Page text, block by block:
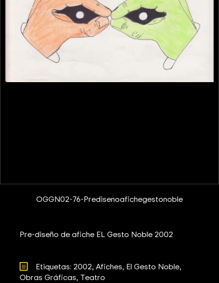
OGGN02-76-Predisenoafichegestonoble
Pre-diseño de afiche EL Gesto Noble 2002
Etiquetas: 2002 Afiches El Gesto Noble
Obras Gráficas Teatro